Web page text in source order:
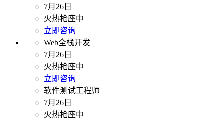
7月26日
火热抢座中
立即咨询
Web全栈开发
7月26日
火热抢座中
立即咨询
软件测试工程师
7月26日
火热抢座中